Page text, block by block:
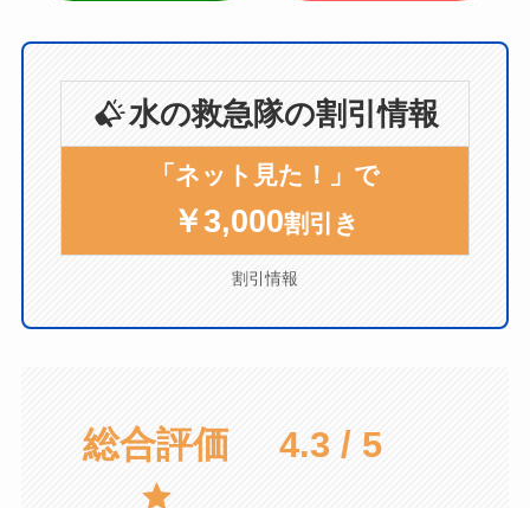
水の救急隊の割引情報
「ネット見た！」で
￥3,000割引き
割引情報
総合評価 4.3 / 5